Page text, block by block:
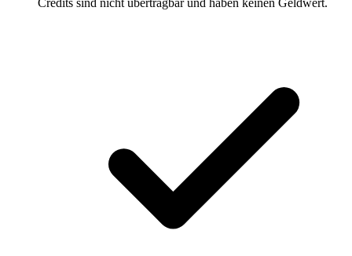
Credits sind nicht übertragbar und haben keinen Geldwert.